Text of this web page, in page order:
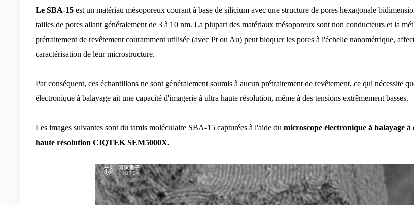
Le SBA-15 est un matériau mésoporeux courant à base de silicium avec une structure de pores hexagonale
tailles de pores allant généralement de 3 à 10 nm. La plupart des matériaux mésoporeux sont non conducteurs et la
prétraitement de revêtement couramment utilisée (avec Pt ou Au) peut bloquer les pores à l'échelle nanométrique,
caractérisation de leur microstructure.
Par conséquent, ces échantillons ne sont généralement soumis à aucun prétraitement de revêtement, ce qui nécessite
électronique à balayage ait une capacité d'imagerie à ultra haute résolution, même à des tensions extrêmement basses.
Les images suivantes sont du tamis moléculaire SBA-15 capturées à l'aide dumicroscope électronique à balayage à
haute résolutionCIQTEK SEM5000X.